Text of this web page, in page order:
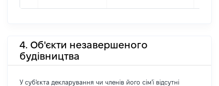
4. Об'єкти незавершеного
будівництва
У суб'єкта декларування чи членів його сім'ї відсутні